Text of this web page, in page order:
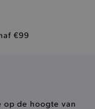
€99
op de hoogte van